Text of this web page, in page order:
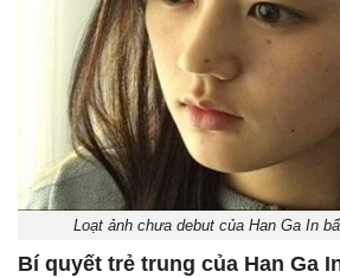
Loạt ảnh chưa debut của Han Ga In
Bí quyết trẻ trung của Han Ga